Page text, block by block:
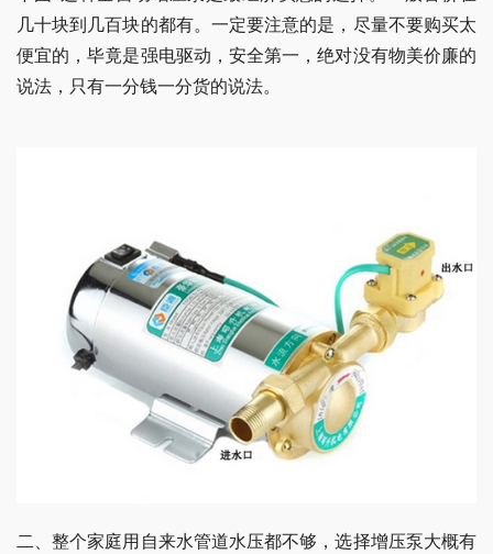
几十块到几百块的都有。一定要注意的是，尽量不要购买太
便宜的，毕竟是强电驱动，安全第一，绝对没有物美价廉的
说法，只有一分钱一分货的说法。
二、整个家庭用自来水管道水压都不够，选择增压泵大概有